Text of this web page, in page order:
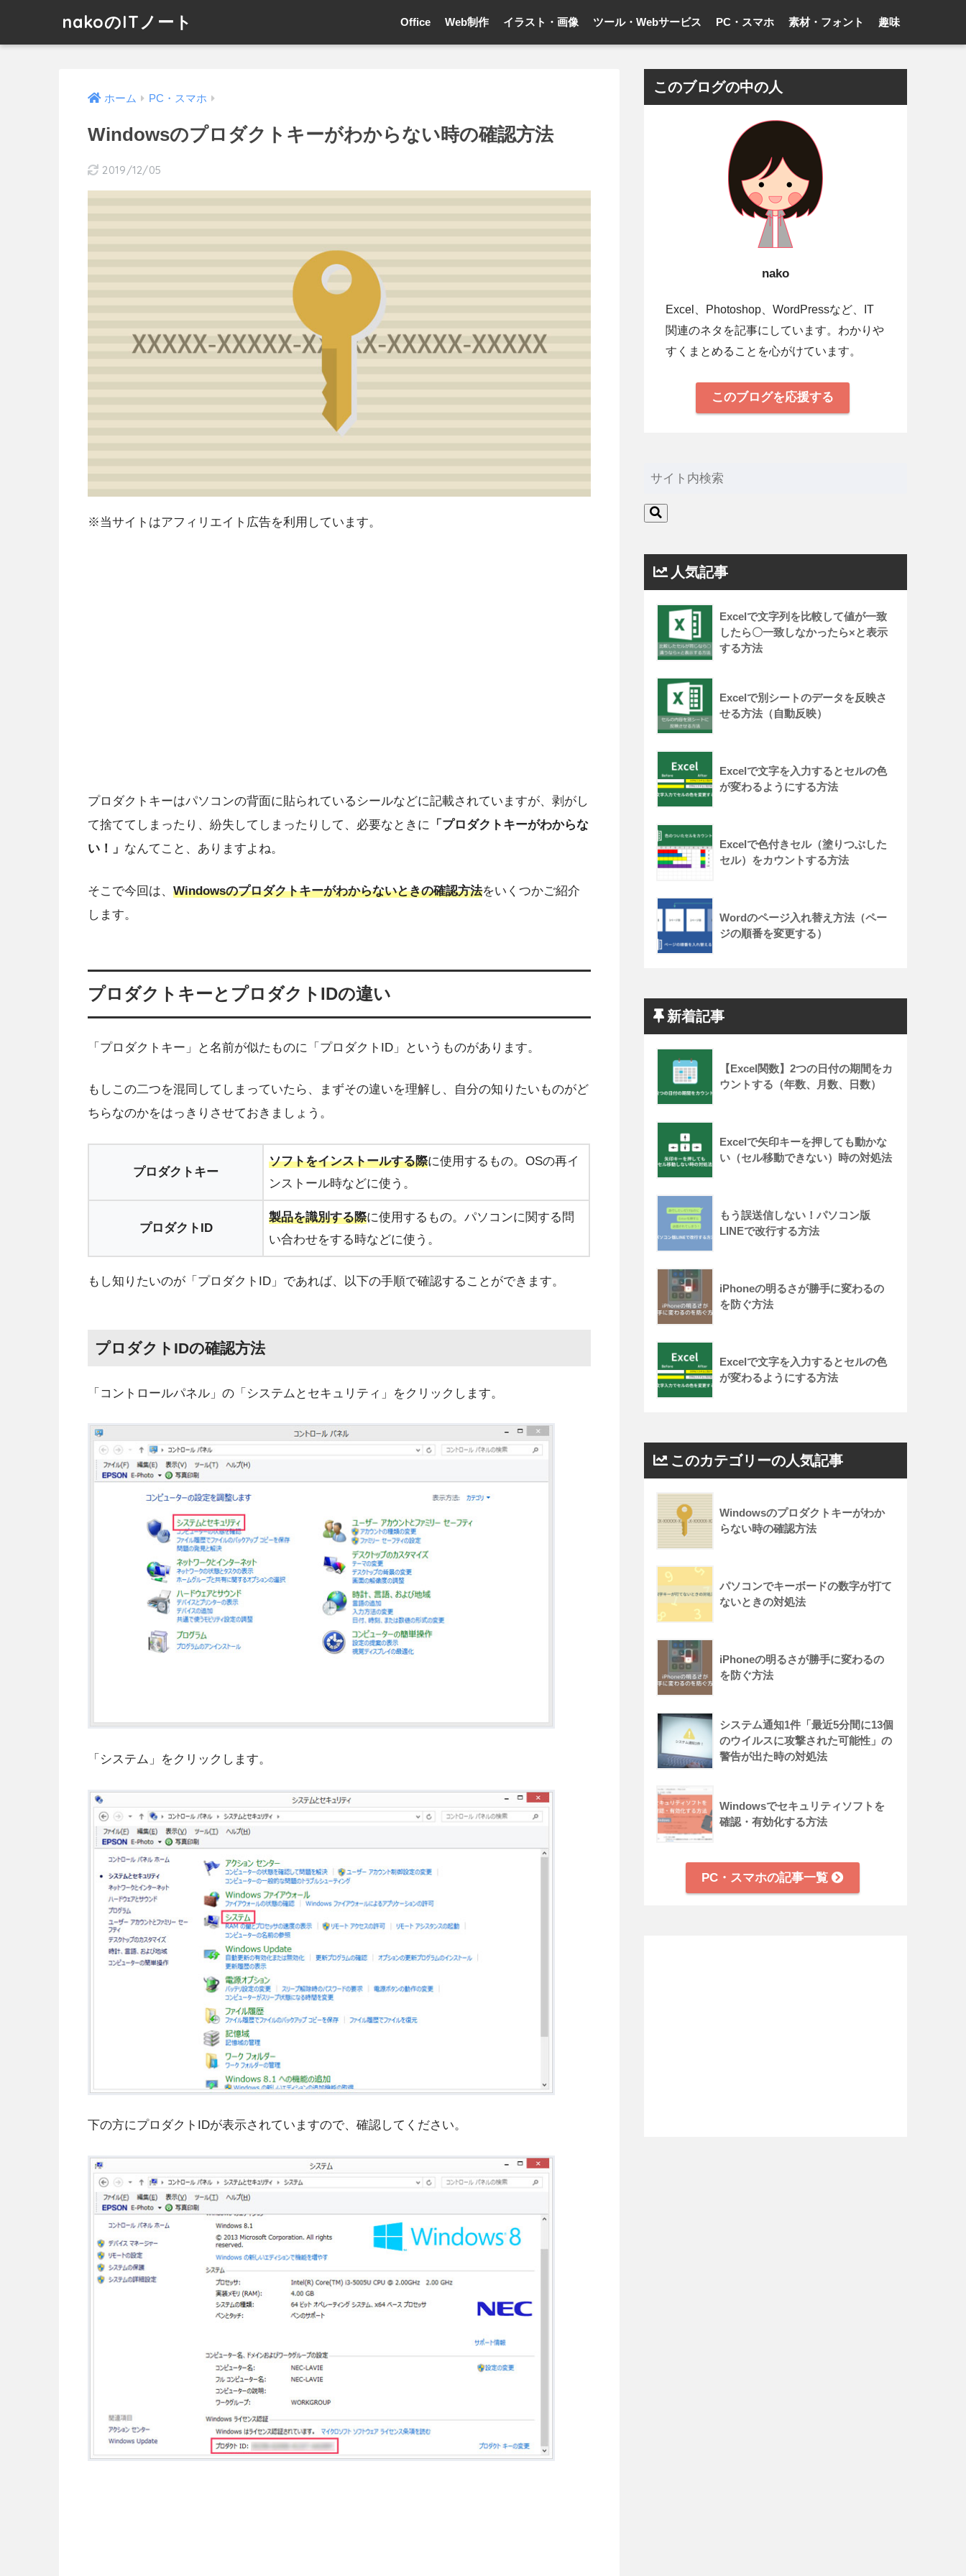
nakoのITノート Office Web制作 イラスト・画像 ツール・Webサービス PC・スマホ 素材・フォント 趣味
ホーム PC・スマホ
Windowsのプロダクトキーがわからない時の確認方法
2019/12/05
※当サイトはアフィリエイト広告を利用しています。
プロダクトキーはパソコンの背面に貼られているシールなどに記載されていますが、剥がし
て捨ててしまったり、紛失してしまったりして、必要なときに 「プロダクトキーがわからな
い！」 なんてこと、ありますよね。
そこで今回は、 Windowsのプロダクトキーがわからないときの確認方法をいくつかご紹介
します。
プロダクトキーとプロダクトIDの違い
「プロダクトキー」と名前が似たものに「プロダクトID」というものがあります。
もしこの二つを混同してしまっていたら、まずその違いを理解し、自分の知りたいものがど
ちらなのかをはっきりさせておきましょう。
プロダクトキー
ソフトをインストールする際に使用するもの。OSの再イ
ンストール時などに使う。
プロダクトID
製品を識別する際に使用するもの。パソコンに関する問
い合わせをする時などに使う。
もし知りたいのが「プロダクトID」であれば、以下の手順で確認することができます。
プロダクトIDの確認方法
「コントロールパネル」の「システムとセキュリティ」をクリックします。
「システム」をクリックします。
下の方にプロダクトIDが表示されていますので、確認してください。
このブログの中の人
nako
Excel、Photoshop、WordPressなど、IT
関連のネタを記事にしています。わかりや
すくまとめることを心がけています。
このブログを応援する
人気記事
Excelで文字列を比較して値が一致
したら〇一致しなかったら×と表示
する方法
Excelで別シートのデータを反映さ
せる方法（自動反映）
Excelで文字を入力するとセルの色
が変わるようにする方法
Excelで色付きセル（塗りつぶした
セル）をカウントする方法
Wordのページ入れ替え方法（ペー
ジの順番を変更する）
新着記事
【Excel関数】2つの日付の期間をカ
ウントする（年数、月数、日数）
Excelで矢印キーを押しても動かな
い（セル移動できない）時の対処法
もう誤送信しない！パソコン版
LINEで改行する方法
iPhoneの明るさが勝手に変わるの
を防ぐ方法
Excelで文字を入力するとセルの色
が変わるようにする方法
このカテゴリーの人気記事
Windowsのプロダクトキーがわか
らない時の確認方法
パソコンでキーボードの数字が打て
ないときの対処法
iPhoneの明るさが勝手に変わるの
を防ぐ方法
システム通知1件「最近5分間に13個
のウイルスに攻撃された可能性」の
警告が出た時の対処法
Windowsでセキュリティソフトを
確認・有効化する方法
PC・スマホの記事一覧